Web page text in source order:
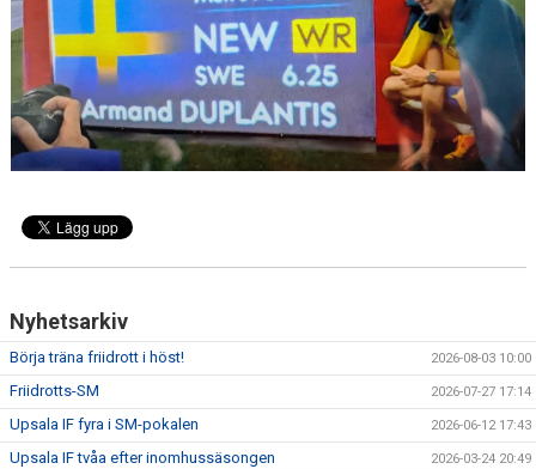
FAQ
MEDLEMSINFO
ARRANGEMANG
FUNKTIONÄRSINFO
RESULTAT
STATISTIK
Nyhetsarkiv
Börja träna friidrott i höst! 2026-08-03 10:00
Friidrotts-SM 2026-07-27 17:14
Upsala IF fyra i SM-pokalen 2026-06-12 17:43
Upsala IF tvåa efter inomhussäsongen 2026-03-24 20:49